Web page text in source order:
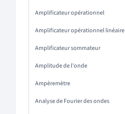
Amplificateur opérationnel
Amplificateur opérationnel linéaire
Amplificateur sommateur
Amplitude de l'onde
Ampèremètre
Analyse de Fourier des ondes